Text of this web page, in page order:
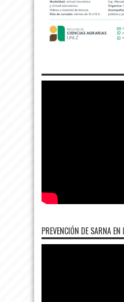
PREVENCIÓN DE SARNA